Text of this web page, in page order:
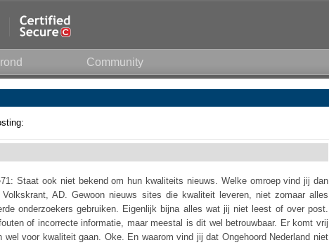
Community
Staat ook niet bekend om hun kwaliteits nieuws. Welke omroep vind jij dan
Volkskrant, AD. Gewoon nieuws sites die kwaliteit leveren, niet zomaar alles
onderzoekers gebruiken. Eigenlijk bijna alles wat jij niet leest of over post.
of incorrecte informatie, maar meestal is dit wel betrouwbaar. Er komt vrij
voor kwaliteit gaan. Oke. En waarom vind jij dat Ongehoord Nederland niet